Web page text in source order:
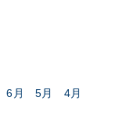
6月 5月
4月